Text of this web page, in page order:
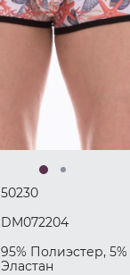
50230
DM072204
95% Полиэстер, 5%
Эластан